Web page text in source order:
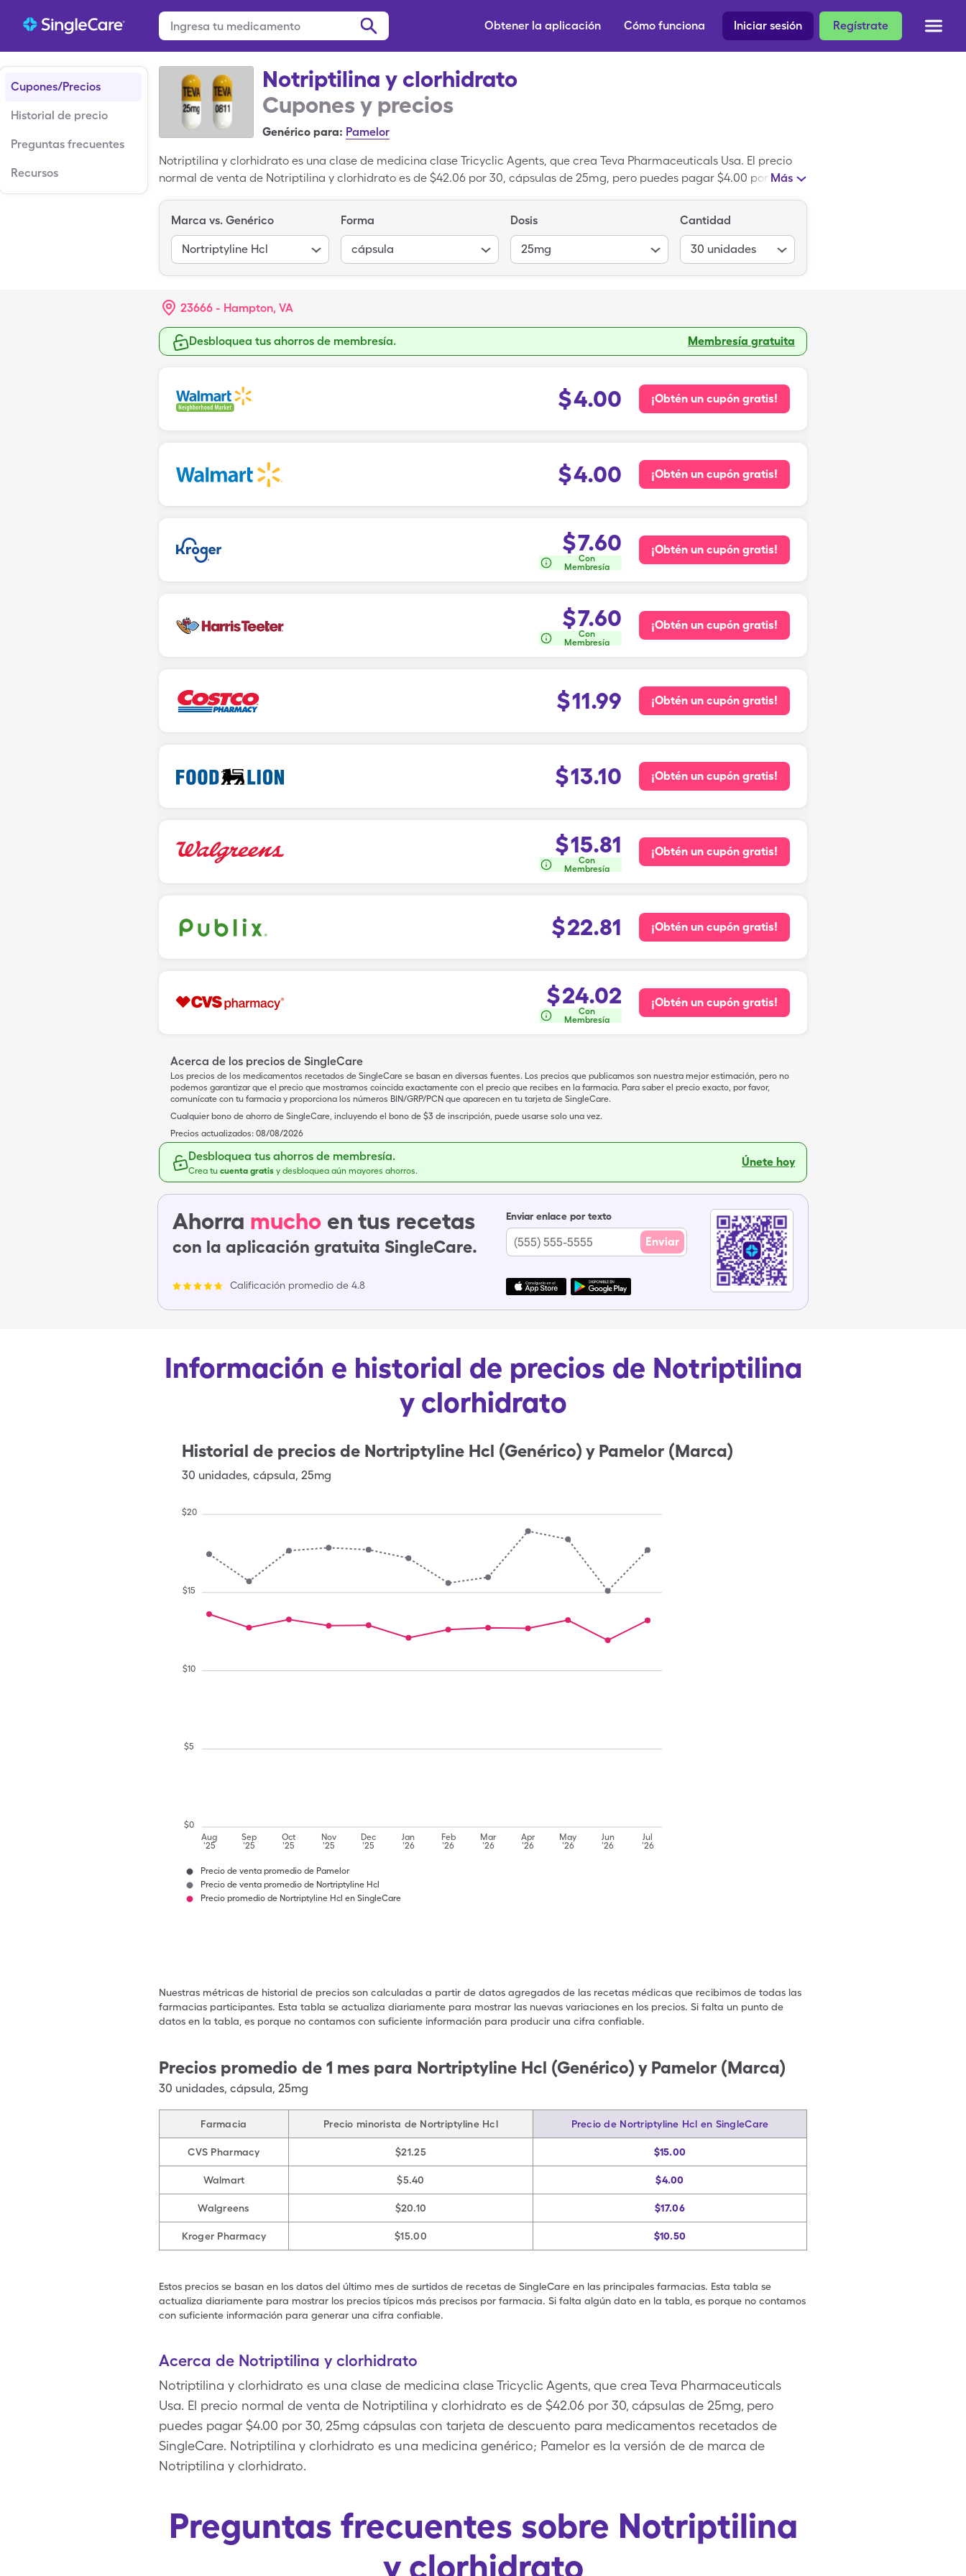
Regístrate
Iniciar sesión
Cómo funciona
Obtener la aplicación
Cupones/Precios
Historial de precio
Preguntas frecuentes
Recursos
Notriptilina y clorhidrato
Cupones y precios
Genérico para: Pamelor
Notriptilina y clorhidrato es una clase de medicina clase Tricyclic Agents, que crea Teva Pharmaceuticals Usa. El precio
normal de venta de Notriptilina y clorhidrato es de $42.06 por 30, cápsulas de 25mg, pero puedes pagar $4.00 por 30,
medicina genérico; Pamelor es la versión de de marca de Notriptilina y clorhidrato.
Más
Marca vs. Genérico
Nortriptyline Hcl
Forma
cápsula
Dosis
25mg
Cantidad
30 unidades
23666 - Hampton, VA
Desbloquea tus ahorros de membresía. Membresía gratuita
$4.00 ¡Obtén un cupón gratis!
$4.00 ¡Obtén un cupón gratis!
$7.60
Con
Membresía
¡Obtén un cupón gratis!
$7.60
Con
Membresía
¡Obtén un cupón gratis!
$11.99 ¡Obtén un cupón gratis!
$13.10 ¡Obtén un cupón gratis!
$15.81
Con
Membresía
¡Obtén un cupón gratis!
$22.81 ¡Obtén un cupón gratis!
$24.02
Con
Membresía
¡Obtén un cupón gratis!
Acerca de los precios de SingleCare
Los precios de los medicamentos recetados de SingleCare se basan en diversas fuentes. Los precios que publicamos son nuestra mejor estimación, pero no
podemos garantizar que el precio que mostramos coincida exactamente con el precio que recibes en la farmacia. Para saber el precio exacto, por favor,
comunícate con tu farmacia y proporciona los números BIN/GRP/PCN que aparecen en tu tarjeta de SingleCare.
Cualquier bono de ahorro de SingleCare, incluyendo el bono de $3 de inscripción, puede usarse solo una vez.
Precios actualizados: 08/08/2026
Desbloquea tus ahorros de membresía.
Crea tu cuenta gratis y desbloquea aún mayores ahorros.
Únete hoy
Ahorra mucho en tus recetas
con la aplicación gratuita SingleCare.
Calificación promedio de 4.8
Enviar enlace por texto
Enviar
Información e historial de precios de Notriptilina
y clorhidrato
Historial de precios de Nortriptyline Hcl (Genérico) y Pamelor (Marca)
30 unidades, cápsula, 25mg
Aug
'25
Sep
'25
Oct
'25
Nov
'25
Dec
'25
Jan
'26
Feb
'26
Mar
'26
Apr
'26
May
'26
Jun
'26
Jul
'26
$0
$5
$10
$15
$20
Precio de venta promedio de Pamelor
Precio de venta promedio de Nortriptyline Hcl
Precio promedio de Nortriptyline Hcl en SingleCare
Nuestras métricas de historial de precios son calculadas a partir de datos agregados de las recetas médicas que recibimos de todas las
farmacias participantes. Esta tabla se actualiza diariamente para mostrar las nuevas variaciones en los precios. Si falta un punto de
datos en la tabla, es porque no contamos con suficiente información para producir una cifra confiable.
Precios promedio de 1 mes para Nortriptyline Hcl (Genérico) y Pamelor (Marca)
30 unidades, cápsula, 25mg
Farmacia Precio minorista de Nortriptyline Hcl Precio de Nortriptyline Hcl en SingleCare
CVS Pharmacy $21.25 $15.00
Walmart $5.40 $4.00
Walgreens $20.10 $17.06
Kroger Pharmacy $15.00 $10.50
Estos precios se basan en los datos del último mes de surtidos de recetas de SingleCare en las principales farmacias. Esta tabla se
actualiza diariamente para mostrar los precios típicos más precisos por farmacia. Si falta algún dato en la tabla, es porque no contamos
con suficiente información para generar una cifra confiable.
Acerca de Notriptilina y clorhidrato
Notriptilina y clorhidrato es una clase de medicina clase Tricyclic Agents, que crea Teva Pharmaceuticals
Usa. El precio normal de venta de Notriptilina y clorhidrato es de $42.06 por 30, cápsulas de 25mg, pero
puedes pagar $4.00 por 30, 25mg cápsulas con tarjeta de descuento para medicamentos recetados de
SingleCare. Notriptilina y clorhidrato es una medicina genérico; Pamelor es la versión de de marca de
Notriptilina y clorhidrato.
Preguntas frecuentes sobre Notriptilina
y clorhidrato